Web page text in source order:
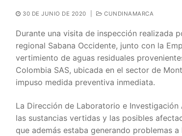
30 DE JUNIO DE 2020 CUNDINAMARCA
Durante una visita de inspección realizada
regional Sabana Occidente, junto con la
vertimiento de aguas residuales
Colombia SAS, ubicada en el sector de
impuso medida preventiva inmediata.
La Dirección de Laboratorio e
las sustancias vertidas y las posibles
que además estaba generando problemas